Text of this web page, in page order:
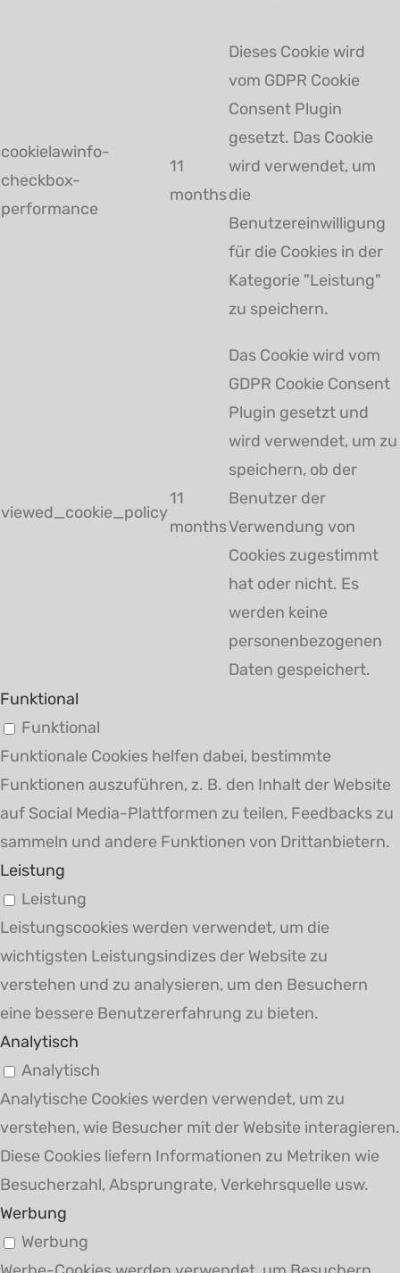
cookielawinfo-
checkbox-
performance
11
months
Dieses Cookie wird
vom GDPR Cookie
Consent Plugin
gesetzt. Das Cookie
wird verwendet, um
die
Benutzereinwilligung
für die Cookies in der
Kategorie "Leistung"
zu speichern.
viewed_cookie_policy
11
months
Das Cookie wird vom
GDPR Cookie Consent
Plugin gesetzt und
wird verwendet, um zu
speichern, ob der
Benutzer der
Verwendung von
Cookies zugestimmt
hat oder nicht. Es
werden keine
personenbezogenen
Daten gespeichert.
Funktional
Funktional
Funktionale Cookies helfen dabei, bestimmte
Funktionen auszuführen, z. B. den Inhalt der Website
auf Social Media-Plattformen zu teilen, Feedbacks zu
sammeln und andere Funktionen von Drittanbietern.
Leistung
Leistung
Leistungscookies werden verwendet, um die
wichtigsten Leistungsindizes der Website zu
verstehen und zu analysieren, um den Besuchern
eine bessere Benutzererfahrung zu bieten.
Analytisch
Analytisch
Analytische Cookies werden verwendet, um zu
verstehen, wie Besucher mit der Website interagieren.
Diese Cookies liefern Informationen zu Metriken wie
Besucherzahl, Absprungrate, Verkehrsquelle usw.
Werbung
Werbung